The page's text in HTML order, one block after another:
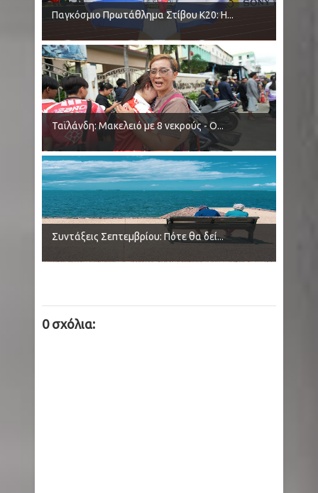
Παγκόσμιο Πρωτάθλημα Στίβου Κ20: Η...
Ταϊλάνδη: Μακελειό με 8 νεκρούς - Ο...
Συντάξεις Σεπτεμβρίου: Πότε θα δεί...
0 σχόλια: